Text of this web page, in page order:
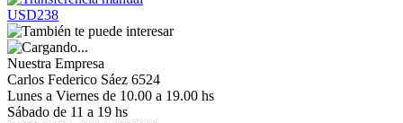
USD238
Nuestra Empresa
Carlos Federico Sáez 6524
Lunes a Viernes de 10.00 a 19.00 hs
Sábado de 11 a 19 hs